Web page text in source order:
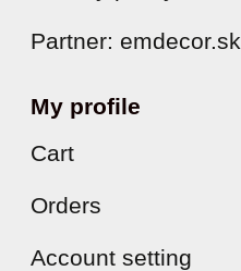
Partner: emdecor.sk
My profile
Cart
Orders
Account setting